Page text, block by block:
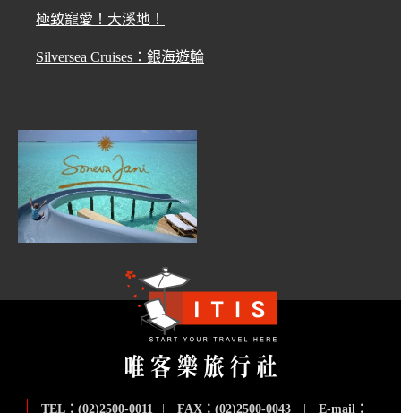
極致寵愛！大溪地！
Silversea Cruises：銀海遊輪
TEL：(02)2500-0011 FAX：(02)2500-0043 E-mail：